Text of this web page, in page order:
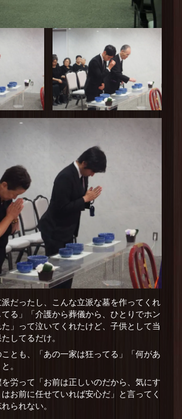
だったし、こんな立派な墓を作ってくれ
る」「介護から葬儀から、ひとりでホン
た」って泣いてくれたけど、子供として当
してるだけ。
とも、「あの一家は狂ってる」「何があ
。
労って「お前は正しいのだから、気にす
お前に任せていれば安心だ」と言ってく
られない。